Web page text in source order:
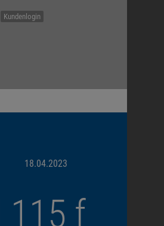
Kundenlogin
18.04.2023
115 f